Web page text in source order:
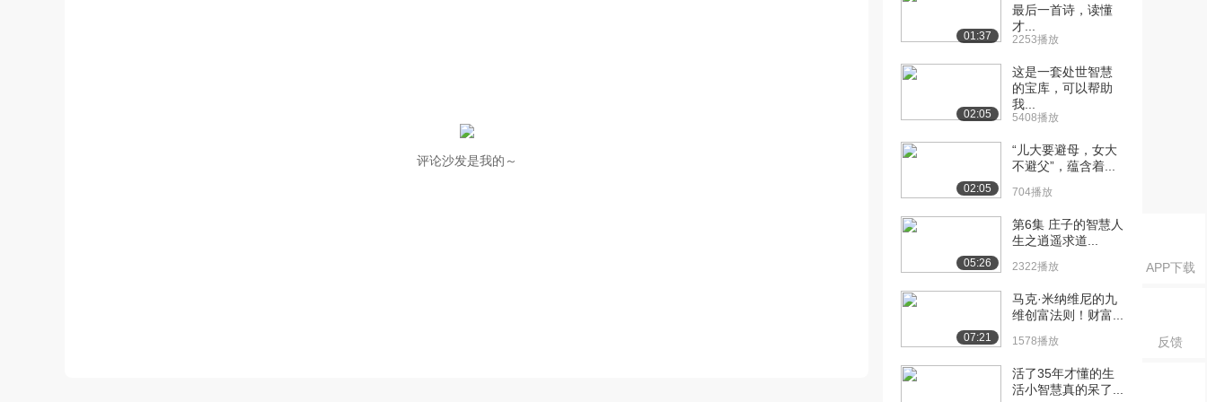
APP下载
反馈
评论沙发是我的～
01:37
最后一首诗，读懂
才...
2253播放
02:05
这是一套处世智慧
的宝库，可以帮助
我...
5408播放
02:05
“儿大要避母，女大
不避父”，蕴含着...
704播放
05:26
第6集 庄子的智慧人
生之逍遥求道...
2322播放
07:21
马克·米纳维尼的九
维创富法则！财富...
1578播放
活了35年才懂的生
活小智慧真的呆了...